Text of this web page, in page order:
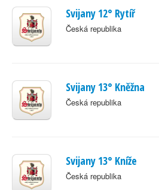
Svijany 12° Rytíř
Česká republika
Svijany 13° Kněžna
Česká republika
Svijany 13° Kníže
Česká republika